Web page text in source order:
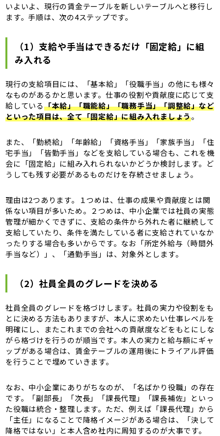
いよいよ、現行の賃金テーブルを新しいテーブルへと移行し
ます。手順は、次の4ステップです。
（1）支給や手当はできるだけ「固定給」に組
み入れる
現行の支給項目には、「基本給」「役職手当」の他にも様々
なものがあるかと思います。仕事の役割や貢献度に応じて支
給している「本給」「職能給」「職務手当」「調整給」など
といった項目は、全て「固定給」に組み入れましょう。
また、「勤続給」「年齢給」「資格手当」「家族手当」「住
宅手当」「皆勤手当」などを支給している場合も、これを機
会に「固定給」に組み入れられないかどうか検討します。ど
うしても残す必要があるものだけを存続させましょう。
理由は2つあります。１つめは、仕事の成果や貢献度とは関
係ない項目が多いため。２つめは、中小企業では社員の実態
管理が細かくできずに、支給の条件から外れた者に継続して
支給していたり、条件を満たしている者に支給されていなか
ったりする場合も多いからです。なお「所定外給与（時間外
手当など）」、「通勤手当」は、対象外とします。
（2）社員全員のグレードを決める
社員全員のグレードを格づけします。社員の実力や役割をも
とに決める方法もありますが、本人に求めたい仕事レベルを
明確にし、またこれまでの会社への貢献度などをもとにしな
がら格づけを行うのが順当です。本人の実力と給与額にギャ
ップがある場合は、賃金テーブルの運用後にトライアル評価
を行うことで埋めていきます。
なお、中小企業にありがちなのが、「名ばかり役職」の存在
です。「副部長」「次長」「課長代理」「課長補佐」といっ
た役職は統合・整理します。ただ、例えば「課長代理」から
「主任」になることで降格イメージがある場合は、「決して
降格ではない」と本人含め社内に周知するのが大事です。